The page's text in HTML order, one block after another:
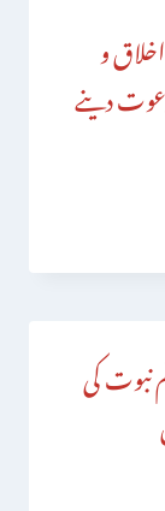
و
دینے
نبوت کی